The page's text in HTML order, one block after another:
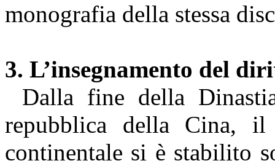
monografia della stessa
3. L’insegnamento del
Dalla fine della
repubblica della Cina,
continentale si è stabilito